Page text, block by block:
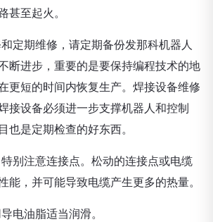
甚至起火。
定期维修，请定期备份发那科机器人
断进步，重要的是要保持编程技术的地
更短的时间内恢复生产。焊接设备维修
接设备必须进一步支撑机器人和控制
也是定期检查的好东西。
别注意连接点。松动的连接点或电缆
能，并可能导致电缆产生更多的热量。
电油脂适当润滑。